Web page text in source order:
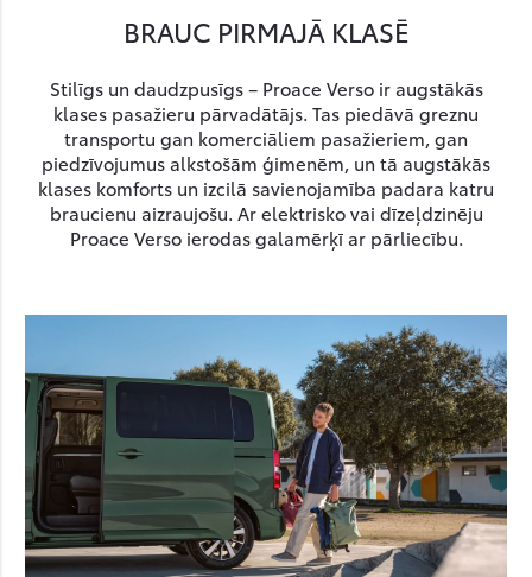
BRAUC PIRMAJĀ KLASĒ
Stilīgs un daudzpusīgs – Proace Verso ir augstākās
klases pasažieru pārvadātājs. Tas piedāvā greznu
transportu gan komerciāliem pasažieriem, gan
piedzīvojumus alkstošām ģimenēm, un tā augstākās
klases komforts un izcilā savienojamība padara katru
braucienu aizraujošu. Ar elektrisko vai dīzeļdzinēju
Proace Verso ierodas galamērķī ar pārliecību.